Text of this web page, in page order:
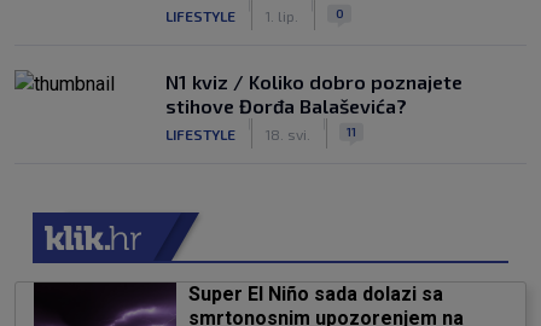
LIFESTYLE 1. lip. 0
N1 kviz / Koliko dobro poznajete
stihove Đorđa Balaševića?
LIFESTYLE 18. svi. 11
Super El Niño sada dolazi sa
smrtonosnim upozorenjem na